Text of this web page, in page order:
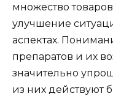
множество
улучшение
аспектах.
препаратов и их
значительно
из них действуют